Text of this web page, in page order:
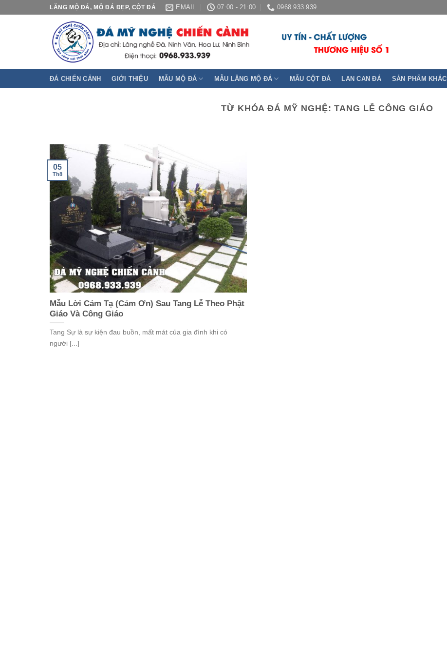
LĂNG MỘ ĐÁ, MỘ ĐÁ ĐẸP, CỘT ĐÁ EMAIL 07:00 - 21:00 0968.933.939
ĐÁ CHIẾN CẢNH GIỚI THIỆU MẪU MỘ ĐÁ MẪU LĂNG MỘ ĐÁ MẪU CỘT ĐÁ LAN CAN ĐÁ SẢN PHẨM KHÁC
TỪ KHÓA ĐÁ MỸ NGHỆ:TANG LỄ CÔNG GIÁO
Mẫu Lời Cảm Tạ (Cảm Ơn) Sau Tang Lễ Theo Phật
Giáo Và Công Giáo
Tang Sự là sự kiện đau buồn, mất mát của gia đình khi có
người [...]
05
Th8